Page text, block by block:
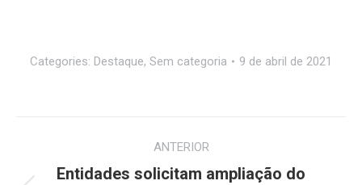
Categories: Destaque, Sem categoria 9 de abril de 2021
de
ANTERIOR
Entidades solicitam ampliação do